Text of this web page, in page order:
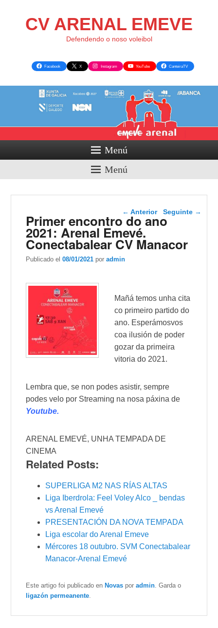
CV ARENAL EMEVE
Defendendo o noso voleibol
Facebook X Instagram YouTube CanteiraTV
Menú
Menú
Navegador de artigos
← Anterior Seguinte →
Primer encontro do ano
2021: Arenal Emevé.
Conectabalear CV Manacor
Publicado el08/01/2021 poradmin
Mañá temos unha cita
co primeiro partido do
ano. Esperámosvos
coa ilusión de poder
gozar da primeira
vitoria do 2021.
Lembra que, se non podes asistir, sempre
podes velo por Streaming na nosa páxina de
Youtube.
ARENAL EMEVÉ, UNHA TEMPADA DE
CINEMA
Related Posts:
SUPERLIGA M2 NAS RÍAS ALTAS
Liga Iberdrola: Feel Voley Alco _ bendas
vs Arenal Emevé
PRESENTACIÓN DA NOVA TEMPADA
Liga escolar do Arenal Emeve
Mércores 18 outubro. SVM Conectabalear
Manacor-Arenal Emevé
Este artigo foi publicado en Novas poradmin . Garda o
ligazón permeanente